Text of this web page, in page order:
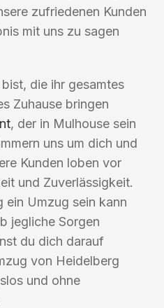
zufriedenen Kunden
mit uns zu sagen
die ihr gesamtes
Zuhause bringen
, der in Mulhouse sein
uns um dich und
Kunden loben vor
und Zuverlässigkeit.
ein Umzug sein kann
jegliche Sorgen
du dich darauf
von Heidelberg
und ohne